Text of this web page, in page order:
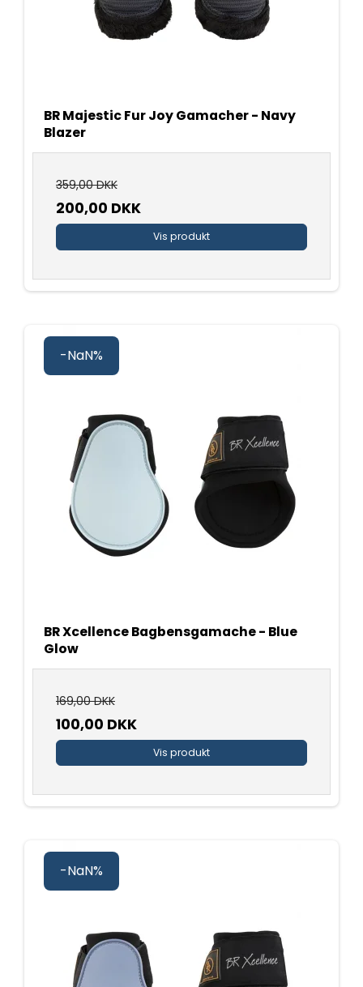
BR Majestic Fur Joy Gamacher - Navy
Blazer
359,00 DKK
200,00 DKK
Vis produkt
-NaN%
BR Xcellence Bagbensgamache - Blue
Glow
169,00 DKK
100,00 DKK
Vis produkt
-NaN%